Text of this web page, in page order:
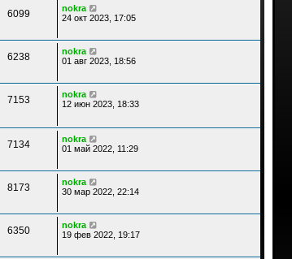
6099
nokra
24 окт 2023, 17:05
6238
nokra
01 авг 2023, 18:56
7153
nokra
12 июн 2023, 18:33
7134
nokra
01 май 2022, 11:29
8173
nokra
30 мар 2022, 22:14
6350
nokra
19 фев 2022, 19:17